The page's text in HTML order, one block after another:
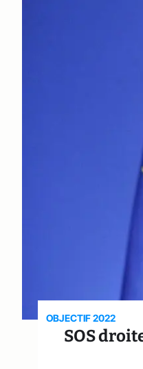
OBJECTIF 2022
SOS